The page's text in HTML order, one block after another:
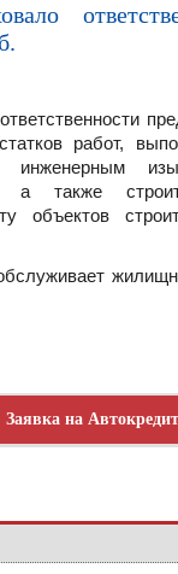
работ,
а также
объектов
Заявка на